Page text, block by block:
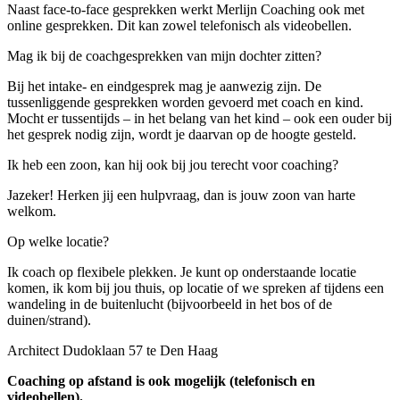
Naast face-to-face gesprekken werkt Merlijn Coaching ook met
online gesprekken. Dit kan zowel telefonisch als videobellen.
Mag ik bij de coachgesprekken van mijn dochter zitten?
Bij het intake- en eindgesprek mag je aanwezig zijn. De
tussenliggende gesprekken worden gevoerd met coach en kind.
Mocht er tussentijds – in het belang van het kind – ook een ouder bij
het gesprek nodig zijn, wordt je daarvan op de hoogte gesteld.
Ik heb een zoon, kan hij ook bij jou terecht voor coaching?
Jazeker! Herken jij een hulpvraag, dan is jouw zoon van harte
welkom.
Op welke locatie?
Ik coach op flexibele plekken. Je kunt op onderstaande locatie
komen, ik kom bij jou thuis, op locatie of we spreken af tijdens een
wandeling in de buitenlucht (bijvoorbeeld in het bos of de
duinen/strand).
Architect Dudoklaan 57 te Den Haag
Coaching op afstand is ook mogelijk (telefonisch en
videobellen).